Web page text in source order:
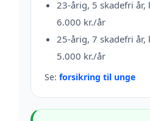
23-årig, 5 skadefri år,
6.000 kr./år
25-årig, 7 skadefri år,
5.000 kr./år
Se:forsikring til unge